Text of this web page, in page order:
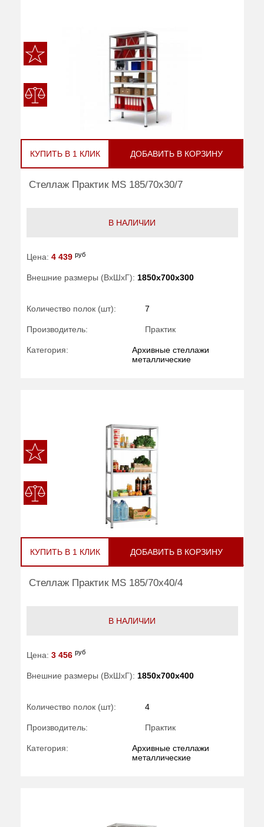
КУПИТЬ В 1 КЛИК ДОБАВИТЬ В КОРЗИНУ
Стеллаж Практик MS 185/70x30/7
В НАЛИЧИИ
Цена: 4 439 руб
Внешние размеры (ВхШхГ): 1850x700x300
Количество полок (шт): 7
Производитель: Практик
Категория:
Архивные стеллажи
металлические
КУПИТЬ В 1 КЛИК ДОБАВИТЬ В КОРЗИНУ
Стеллаж Практик MS 185/70x40/4
В НАЛИЧИИ
Цена: 3 456 руб
Внешние размеры (ВхШхГ): 1850x700x400
Количество полок (шт): 4
Производитель: Практик
Категория:
Архивные стеллажи
металлические